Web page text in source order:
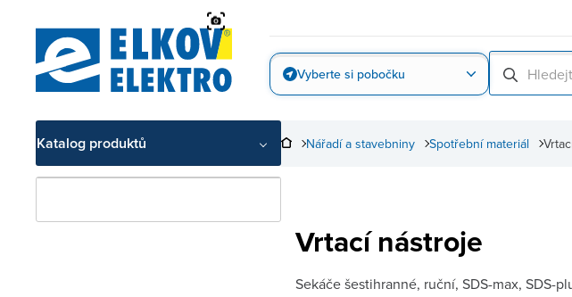
Vyberte si pobočku
Katalog produktů Spotřební materiál
Nářadí a stavebniny
Vrtací nástroje
Sekáče šestihranné, ruční, SDS-max, SDS-